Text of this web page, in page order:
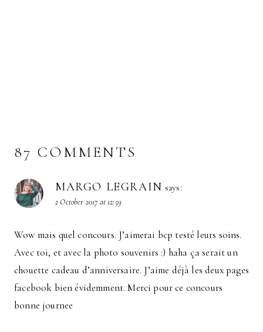
87 COMMENTS
MARGO LEGRAIN says:
2 October 2017 at 12:59
Wow mais quel concours. J’aimerai bcp testé leurs soins.
Avec toi, et avec la photo souvenirs :) haha ça serait un
chouette cadeau d’anniversaire. J’aime déjà les deux pages
facebook bien évidemment. Merci pour ce concours
bonne journee